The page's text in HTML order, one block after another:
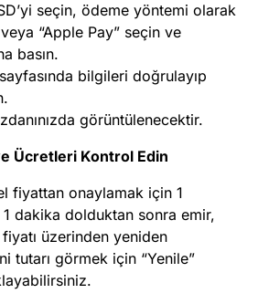
seçin, ödeme yöntemi olarak
“Apple Pay” seçin ve
basın.
bilgileri doğrulayıp
görüntülenecektir.
Ücretleri Kontrol Edin
fiyattan onaylamak için 1
1 dakika dolduktan sonra emir,
üzerinden yeniden
tutarı görmek için “Yenile”